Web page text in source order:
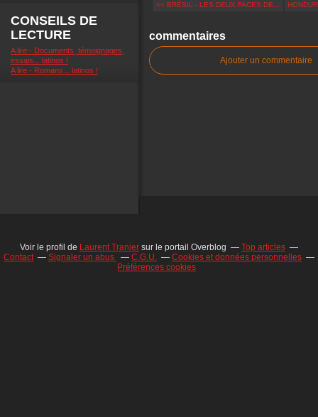
CONSEILS DE
LECTURE
A lire - Documents, témoignages,
essais... latinos !
A lire - Romans... latinos !
<< BRÉSIL - LES DEUX FACES DE...
commentaires
Ajouter un commentaire
Voir le profil de Laurent Tranier sur le portail Overblog
Top articles
Contact
Signaler un abus C.G.U.
Cookies et données personnelles
Préférences cookies